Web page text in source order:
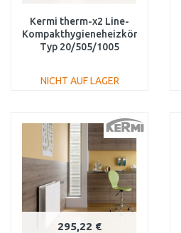
Kermi therm-x2 Line-
Kompakthygieneheizkörper
Typ 20/505/1005
NICHT AUF LAGER
Vergleichen
295,22 €